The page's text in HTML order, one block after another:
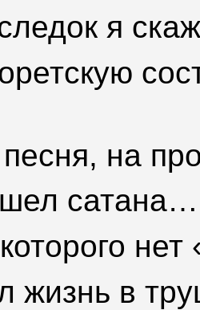
я
на
жизнь в